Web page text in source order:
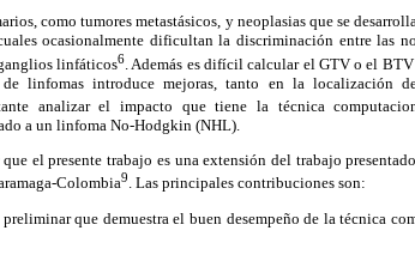
como tumores metastásicos, y neoplasias que se
ocasionalmente dificultan la discriminación entre las
linfáticos6 . Además es difícil calcular el GTV o el
linfomas introduce mejoras, tanto en la localización
analizar el impacto que tiene la técnica
a un linfoma No-Hodgkin (NHL).
el presente trabajo es una extensión del trabajo
Colombia9. Las principales contribuciones son:
que demuestra el buen desempeño de la técnica